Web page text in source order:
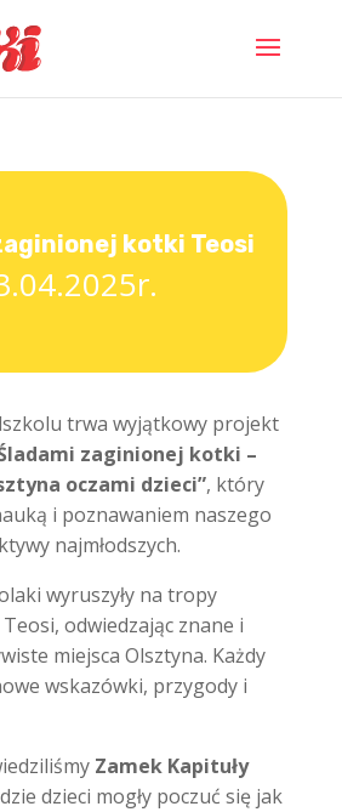
kotki Teosi
trwa wyjątkowy projekt
zaginionej kotki –
oczami dzieci”, który
i poznawaniem naszego
najmłodszych.
wyruszyły na tropy
odwiedzając znane i
miejsca Olsztyna. Każdy
wskazówki, przygody i
Zamek Kapituły
dzieci mogły poczuć się jak